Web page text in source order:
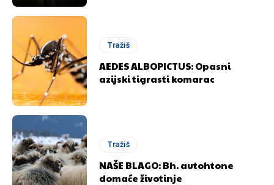
Pusti priču da živi!
Ovim putem želimo da vam se zahvalimo što ste
odlučili da pustite Vašu priču da živi, Redakcija
Objavi.ba
[wpuf_form id=”7463”]
Pusti priču da živi!
Ovim putem želimo da vam se zahvalimo što ste
odlučili da pustite Vašu priču da živi, Redakcija
Objavi.ba
[wpuf_form id=”7463”]
Tražiš
AEDES ALBOPICTUS: Opasni
azijski tigrasti komarac
Tražiš
NAŠE BLAGO: Bh. autohtone
domaće životinje